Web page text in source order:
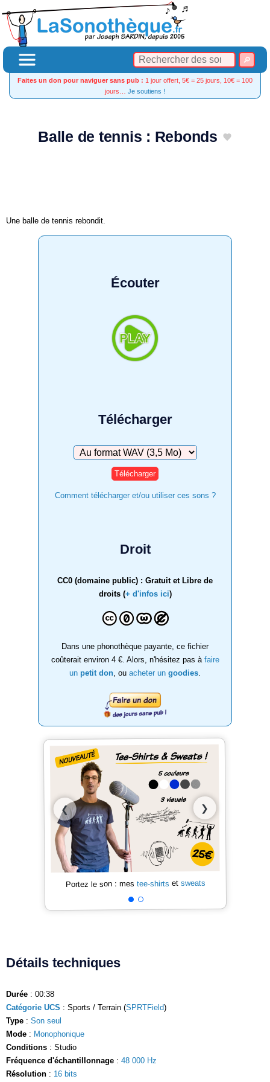
Faites un don pour naviguer sans pub : 1 jour offert, 5€ = 25 jours, 10€ = 100
jours… Je soutiens !
Balle de tennis : Rebonds
Une balle de tennis rebondit.
Écouter
Télécharger
Télécharger
Comment télécharger et/ou utiliser ces sons ?
Droit
CC0 (domaine public) : Gratuit et Libre de
droits (+ d'infos ici)
Dans une phonothèque payante, ce fichier
coûterait environ 4 €. Alors, n'hésitez pas à faire
un petit don , ou acheter un goodies
❮ ❯
Portez le son : mes tee-shirts et sweats
Détails techniques
Durée : 00:38
Catégorie UCS : Sports / Terrain (SPRTField)
Type : Son seul
Mode : Monophonique
Conditions : Studio
Fréquence d'échantillonnage : 48 000 Hz
Résolution : 16 bits